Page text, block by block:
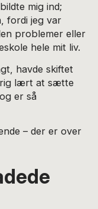
mig ind;
fordi jeg var
problemer eller
hele mit liv.
havde skiftet
lært at sætte
er så
– der er over